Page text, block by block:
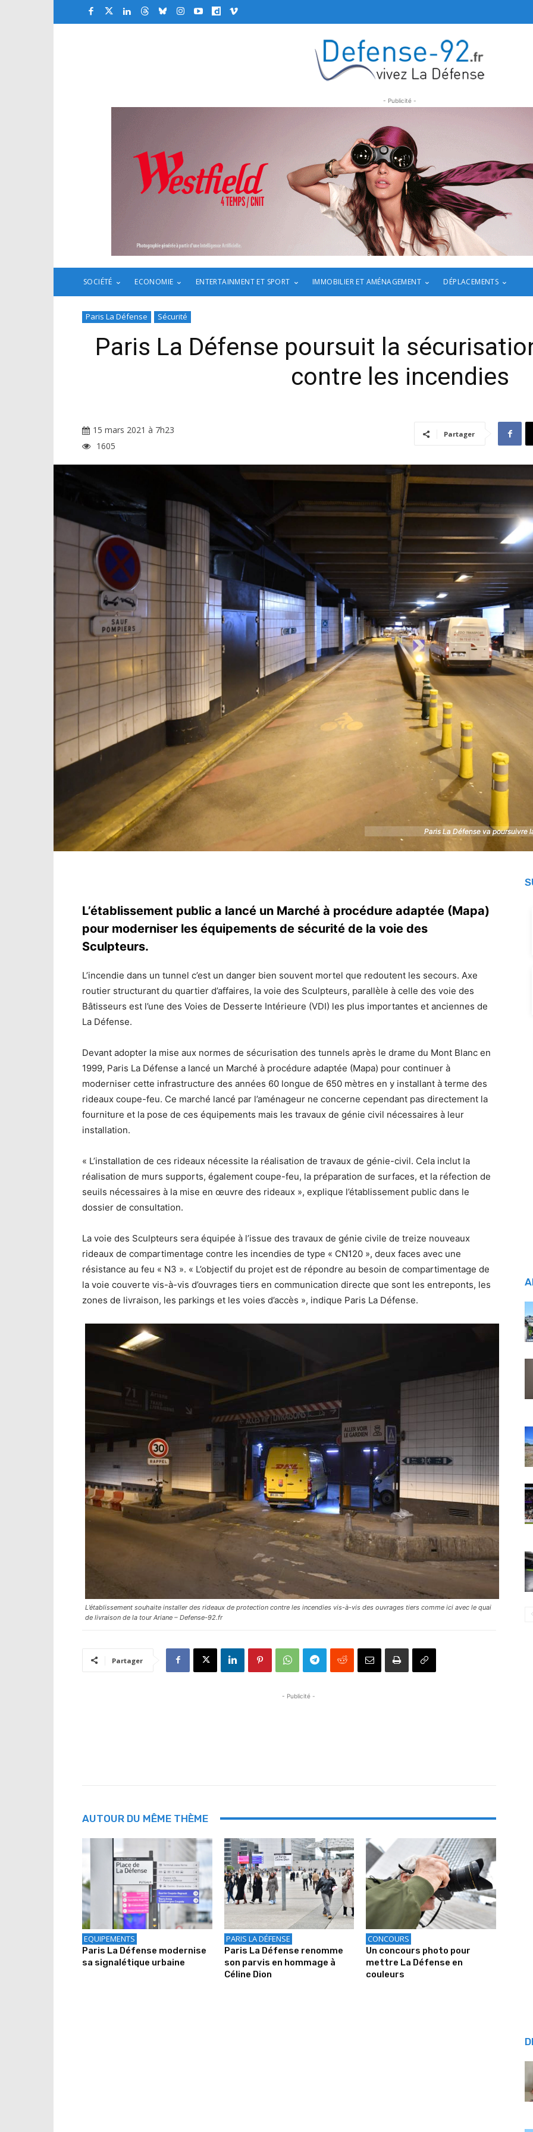
- Publicité -
SOCIÉTÉ ECONOMIE ENTERTAINMENT ET SPORT IMMOBILIER ET AMÉNAGEMENT DÉPLACEMENTS
Paris La Défense Sécurité
Paris La Défense poursuit la
contre les incendies
15 mars 2021 à 7h23
1605
Partager
Paris La Défense va poursuivre
Paris La Défense va poursuivre
L’établissement public a lancé un Marché à procédure adaptée (Mapa)
pour moderniser les équipements de sécurité de la voie des
Sculpteurs.
L’incendie dans un tunnel c’est un danger bien souvent mortel que redoutent les secours. Axe
routier structurant du quartier d’affaires, la voie des Sculpteurs, parallèle à celle des voie des
Bâtisseurs est l’une des Voies de Desserte Intérieure (VDI) les plus importantes et anciennes de
La Défense.
Devant adopter la mise aux normes de sécurisation des tunnels après le drame du Mont Blanc en
1999, Paris La Défense a lancé un Marché à procédure adaptée (Mapa) pour continuer à
moderniser cette infrastructure des années 60 longue de 650 mètres en y installant à terme des
rideaux coupe-feu. Ce marché lancé par l’aménageur ne concerne cependant pas directement la
fourniture et la pose de ces équipements mais les travaux de génie civil nécessaires à leur
installation.
« L’installation de ces rideaux nécessite la réalisation de travaux de génie-civil. Cela inclut la
réalisation de murs supports, également coupe-feu, la préparation de surfaces, et la réfection de
seuils nécessaires à la mise en œuvre des rideaux », explique l’établissement public dans le
dossier de consultation.
La voie des Sculpteurs sera équipée à l’issue des travaux de génie civile de treize nouveaux
rideaux de compartimentage contre les incendies de type « CN120 », deux faces avec une
résistance au feu « N3 ». « L’objectif du projet est de répondre au besoin de compartimentage de
la voie couverte vis-à-vis d’ouvrages tiers en communication directe que sont les entreponts, les
zones de livraison, les parkings et les voies d’accès », indique Paris La Défense.
L’établissement souhaite installer des rideaux de protection contre les incendies vis-à-vis des ouvrages tiers comme ici avec le quai
de livraison de la tour Ariane – Defense-92.fr
Partager
- Publicité -
AUTOUR DU MÊME THÈME
EQUIPEMENTS
Paris La Défense modernise
sa signalétique urbaine
PARIS LA DÉFENSE
Paris La Défense renomme
son parvis en hommage à
Céline Dion
CONCOURS
Un concours photo pour
mettre La Défense en
couleurs